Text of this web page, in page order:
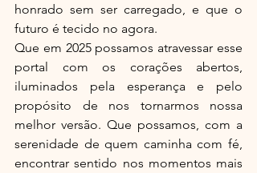
honrado sem ser carregado, e que o
futuro é tecido no agora.
Que em 2025 possamos atravessar esse
portal com os corações abertos,
iluminados pela esperança e pelo
propósito de nos tornarmos nossa
melhor versão. Que possamos, com a
serenidade de quem caminha com fé,
encontrar sentido nos momentos mais